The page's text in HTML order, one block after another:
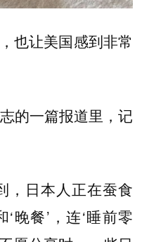
也让美国感到非常
的一篇报道里，记
，日本人正在蚕食
‘晚餐’，连‘睡前零